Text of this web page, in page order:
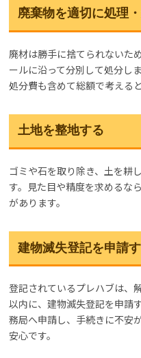
廃棄物を適切に処理
廃材は勝手に捨てられないた
ールに沿って分別して処分し
処分費も含めて総額で考える
土地を整地する
ゴミや石を取り除き、土を耕
す。見た目や精度を求めるな
があります。
建物滅失登記を申請
登記されているプレハブは、
以内に、建物滅失登記を申請
務局へ申請し、手続きに不安
安心です。